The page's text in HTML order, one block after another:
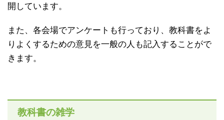
開しています。
また、各会場でアンケートも行っており、教科書をよ
りよくするための意見を一般の人も記入することがで
きます。
教科書の雑学